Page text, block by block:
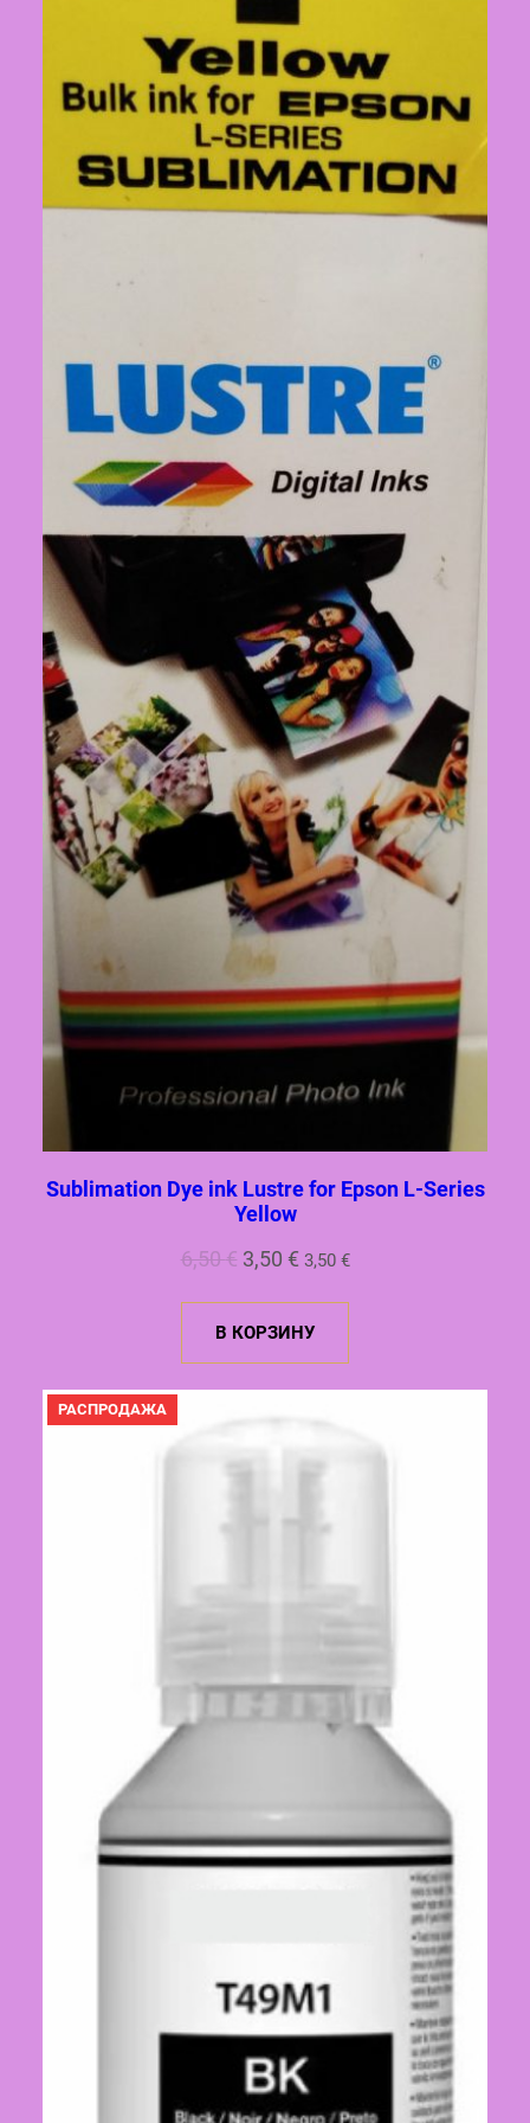
Sublimation Dye ink Lustre for Epson L-Series
Yellow
6,50€ Первоначальная
составляла
6,50 €.
3,50 €Текущая
3,50 €.
3,50 €
В КОРЗИНУ
РАСПРОДАЖАПРОДАВАЕМЫЙ
ТОВАР